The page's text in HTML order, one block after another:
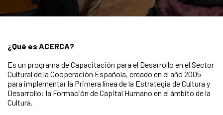
¿Qué es ACERCA?
Es un programa de Capacitación para el Desarrollo en el Sector
Cultural de la Cooperación Española, creado en el año 2005
para implementar la Primera línea de la Estrategia de Cultura y
Desarrollo: la Formación de Capital Humano en el ámbito de la
Cultura.